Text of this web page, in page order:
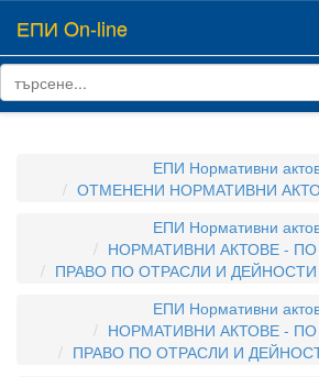
ЕПИ On-line
ЕПИ Нормативни
ОТМЕНЕНИ НОРМАТИВНИ
ЕПИ Нормативни
НОРМАТИВНИ АКТОВЕ -
ПРАВО ПО ОТРАСЛИ И ДЕЙНОСТИ
ЕПИ Нормативни
НОРМАТИВНИ АКТОВЕ -
ПРАВО ПО ОТРАСЛИ И